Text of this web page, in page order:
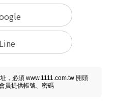
Line
，必須 www.1111.com.tw 開頭
員提供帳號、密碼